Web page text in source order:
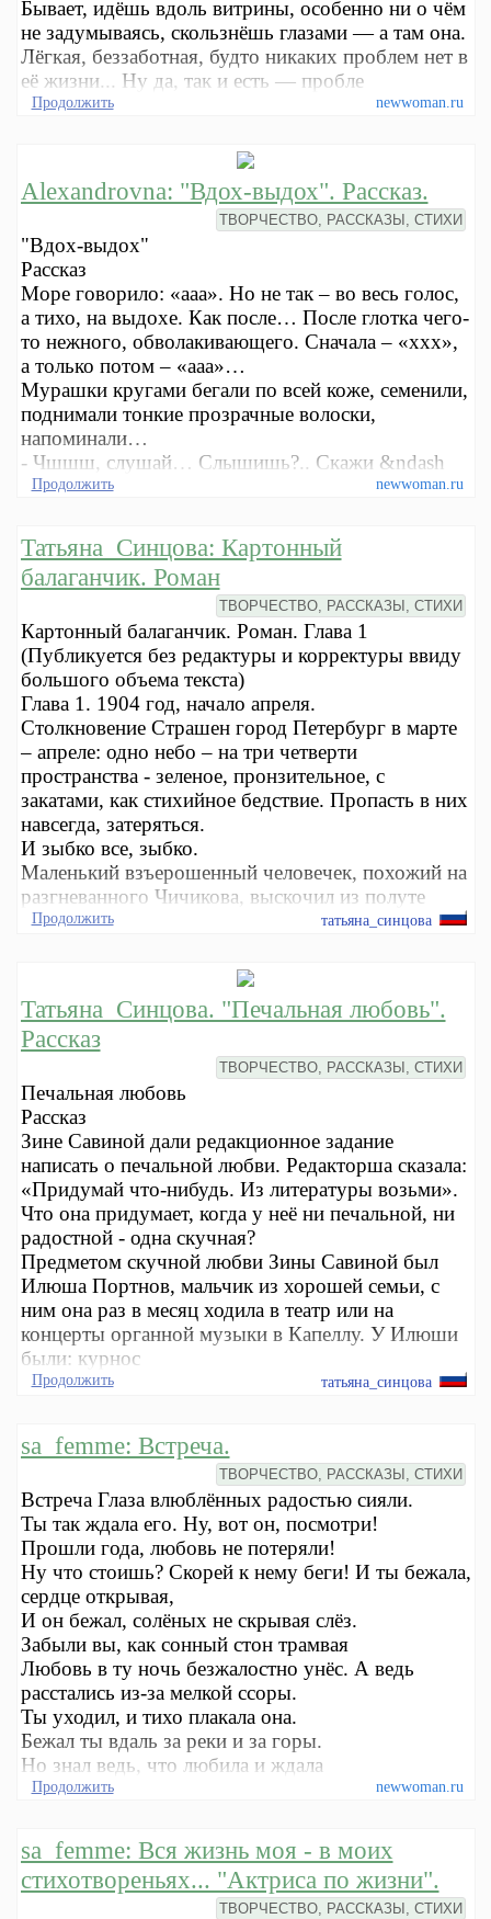
Бывает, идёшь вдоль витрины, особенно ни о чём
не задумываясь, скользнёшь глазами — а там она.
Лёгкая, беззаботная, будто никаких проблем нет в
её жизни... Ну да, так и есть — пробле
Продолжить newwoman.ru
Alexandrovna: "Вдох-выдох". Рассказ.
ТВОРЧЕСТВО, РАССКАЗЫ, СТИХИ
"Вдох-выдох"
Рассказ
Море говорило: «ааа». Но не так – во весь голос,
а тихо, на выдохе. Как после… После глотка чего-
то нежного, обволакивающего. Сначала – «ххх»,
а только потом – «ааа»…
Мурашки кругами бегали по всей коже, семенили,
поднимали тонкие прозрачные волоски,
напоминали…
- Чшшш, слушай… Слышишь?.. Скажи &ndash
Продолжить newwoman.ru
Татьяна_Синцова: Картонный
балаганчик. Роман
ТВОРЧЕСТВО, РАССКАЗЫ, СТИХИ
Картонный балаганчик. Роман. Глава 1
(Публикуется без редактуры и корректуры ввиду
большого объема текста)
Глава 1. 1904 год, начало апреля.
Столкновение Страшен город Петербург в марте
– апреле: одно небо – на три четверти
пространства - зеленое, пронзительное, с
закатами, как стихийное бедствие. Пропасть в них
навсегда, затеряться.
И зыбко все, зыбко.
Маленький взъерошенный человечек, похожий на
разгневанного Чичикова, выскочил из полуте
Продолжить татьяна_синцова
Татьяна_Синцова. "Печальная любовь".
Рассказ
ТВОРЧЕСТВО, РАССКАЗЫ, СТИХИ
Печальная любовь
Рассказ
Зине Савиной дали редакционное задание
написать о печальной любви. Редакторша сказала:
«Придумай что-нибудь. Из литературы возьми».
Что она придумает, когда у неё ни печальной, ни
радостной - одна скучная?
Предметом скучной любви Зины Савиной был
Илюша Портнов, мальчик из хорошей семьи, с
ним она раз в месяц ходила в театр или на
концерты органной музыки в Капеллу. У Илюши
были: курнос
Продолжить татьяна_синцова
sa_femme: Встреча.
ТВОРЧЕСТВО, РАССКАЗЫ, СТИХИ
Встреча Глаза влюблённых радостью сияли.
Ты так ждала его. Ну, вот он, посмотри!
Прошли года, любовь не потеряли!
Ну что стоишь? Скорей к нему беги! И ты бежала,
сердце открывая,
И он бежал, солёных не скрывая слёз.
Забыли вы, как сонный стон трамвая
Любовь в ту ночь безжалостно унёс. А ведь
расстались из-за мелкой ссоры.
Ты уходил, и тихо плакала она.
Бежал ты вдаль за реки и за горы.
Но знал ведь, что любила и ждала
Продолжить newwoman.ru
sa_femme: Вся жизнь моя - в моих
стихотвореньях... "Актриса по жизни".
ТВОРЧЕСТВО, РАССКАЗЫ, СТИХИ